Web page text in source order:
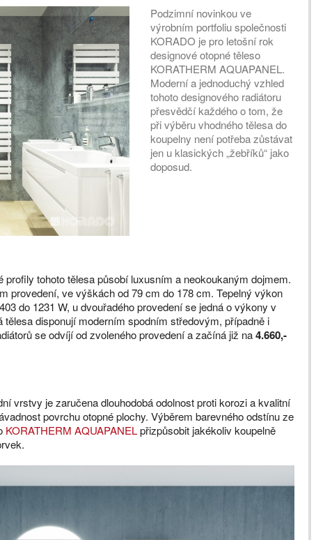
Podzimní novinkou ve
výrobním portfoliu společnosti
KORADO je pro letošní rok
designové otopné těleso
KORATHERM AQUAPANEL.
Moderní a jednoduchý vzhled
tohoto designového radiátoru
přesvědčí každého o tom, že
při výběru vhodného tělesa do
koupelny není potřeba zůstávat
jen u klasických „žebříků“ jako
doposud.
profily tohoto tělesa působí luxusním a neokoukaným dojmem.
provedení, ve výškách od 79 cm do 178 cm. Tepelný výkon
do 1231 W, u dvouřadého provedení se jedná o výkony v
tělesa disponují moderním spodním středovým, případně i
se odvíjí od zvoleného provedení a začíná již na4.660,-
vrstvy je zaručena dlouhodobá odolnost proti korozi a kvalitní
povrchu otopné plochy. Výběrem barevného odstínu ze
KORATHERM AQUAPANELpřizpůsobit jakékoliv koupelně